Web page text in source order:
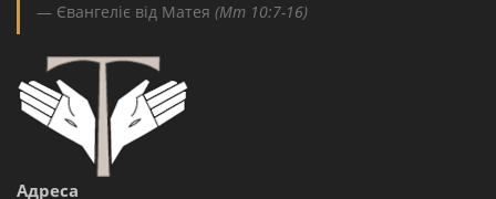
Євангеліє від Матея (Мт 10:7-16)
Адреса